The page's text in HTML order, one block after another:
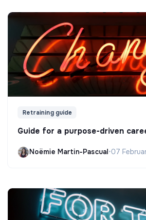
Retraining guide
Guide for a purpose-driven
Noëmie Martin-Pascual•07